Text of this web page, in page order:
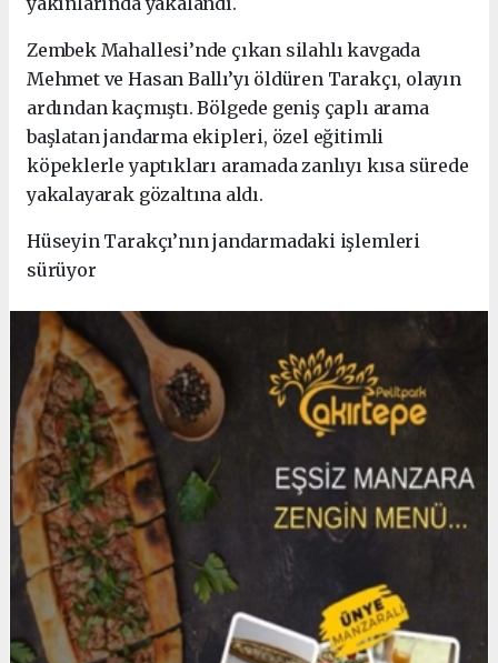
Zembek Mahallesi’nde çıkan silahlı kavgada
Mehmet ve Hasan Ballı’yı öldüren Tarakçı, olayın
ardından kaçmıştı. Bölgede geniş çaplı arama
başlatan jandarma ekipleri, özel eğitimli
köpeklerle yaptıkları aramada zanlıyı kısa sürede
yakalayarak gözaltına aldı.
Hüseyin Tarakçı’nın jandarmadaki işlemleri
sürüyor